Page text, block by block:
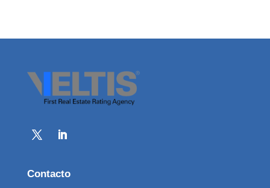
Contacto